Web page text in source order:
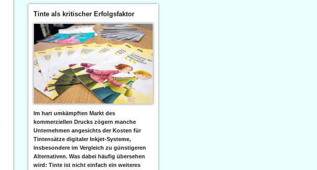
Tinte als kritischer Erfolgsfaktor
Im hart umkämpften Markt des
kommerziellen Drucks zögern manche
Unternehmen angesichts der Kosten für
Tintensätze digitaler Inkjet-Systeme,
insbesondere im Vergleich zu günstigeren
Alternativen. Was dabei häufig übersehen
wird: Tinte ist nicht einfach ein weiteres